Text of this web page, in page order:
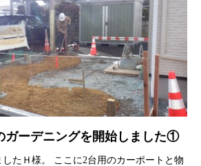
ガーデニングを開始しました①
たＨ様。 ここに2台用のカーポートと物